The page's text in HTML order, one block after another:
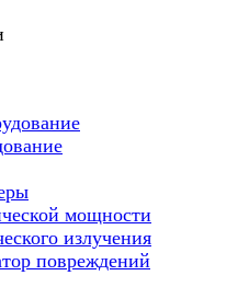
мощности
излучения
повреждений